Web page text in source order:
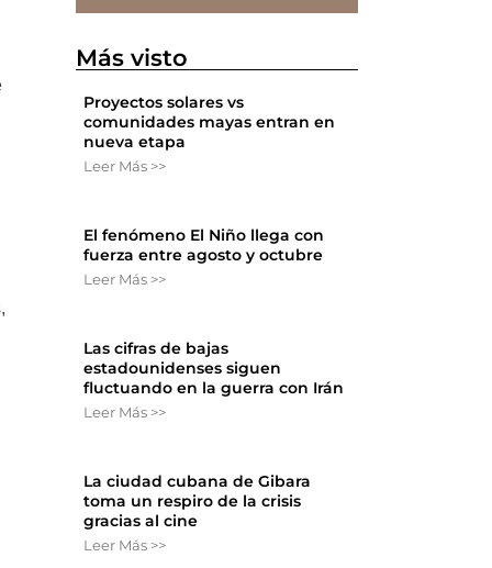
Más visto
Proyectos solares vs
comunidades mayas entran en
nueva etapa
Leer Más >>
El fenómeno El Niño llega con
fuerza entre agosto y octubre
Leer Más >>
Las cifras de bajas
estadounidenses siguen
fluctuando en la guerra con Irán
Leer Más >>
La ciudad cubana de Gibara
toma un respiro de la crisis
gracias al cine
Leer Más >>